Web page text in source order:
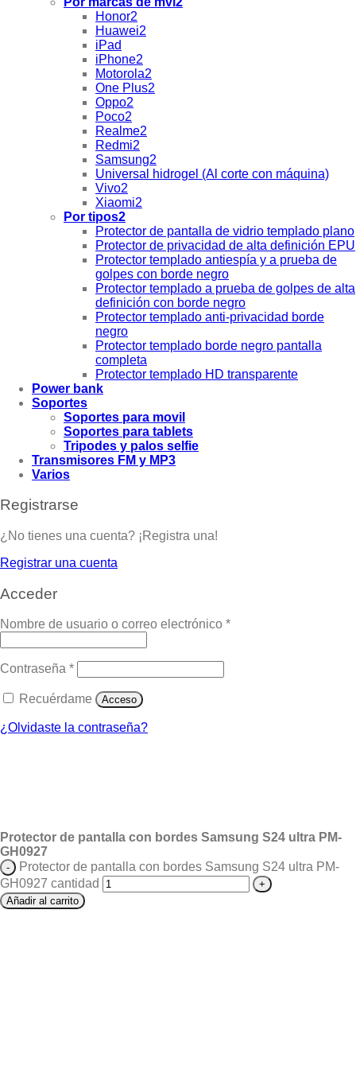
Honor2
Huawei2
iPad
iPhone2
Motorola2
One Plus2
Oppo2
Poco2
Realme2
Redmi2
Samsung2
Universal hidrogel (Al corte con máquina)
Vivo2
Xiaomi2
Por tipos2
Protector de pantalla de vidrio templado plano
Protector de privacidad de alta definición EPU
Protector templado antiespía y a prueba de
golpes con borde negro
Protector templado a prueba de golpes de alta
definición con borde negro
Protector templado anti-privacidad borde
negro
Protector templado borde negro pantalla
completa
Protector templado HD transparente
Power bank
Soportes
Soportes para movil
Soportes para tablets
Tripodes y palos selfie
Transmisores FM y MP3
Varios
Registrarse
¿No tienes una cuenta? ¡Registra una!
Registrar una cuenta
Acceder
Nombre de usuario o correo electrónico *
Contraseña *
Recuérdame Acceso
¿Olvidaste la contraseña?
Protector de pantalla con bordes Samsung S24 ultra PM-
GH0927
Protector de pantalla con bordes Samsung S24 ultra PM-
GH0927 cantidad
Añadir al carrito